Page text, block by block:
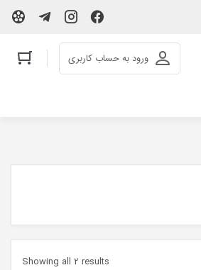
ورود به حساب کاربری
Showing all 2 results